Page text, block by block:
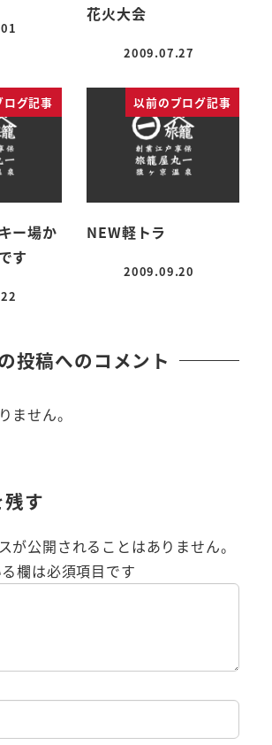
花火大会
投稿日
2009.07.27
ログ記事
ー場か
す
以前のブログ記事
NEW軽トラ
投稿日
2009.09.20
投稿へのコメント
ません。
す
が公開されることはありません。
欄は必須項目です